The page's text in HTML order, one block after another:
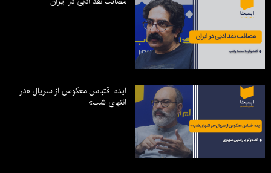
ایده اقتباس معکوس از سریال «در
انتهای شب»